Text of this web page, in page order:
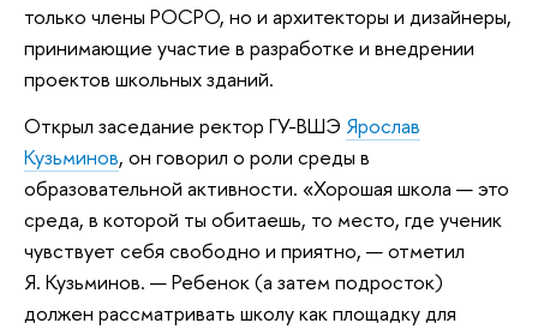
только члены РОСРО, но и архитекторы и дизайнеры,
принимающие участие в разработке и внедрении
проектов школьных зданий.
Открыл заседание ректор ГУ-ВШЭ Ярослав
Кузьминов, он говорил о роли среды в
образовательной активности. «Хорошая школа — это
среда, в которой ты обитаешь, то место, где ученик
чувствует себя свободно и приятно, — отметил
Я. Кузьминов. — Ребенок (а затем подросток)
должен рассматривать школу как площадку для